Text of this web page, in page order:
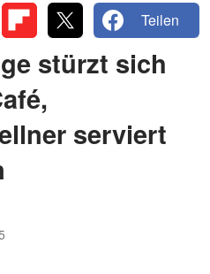
Teilen
stürzt sich
serviert